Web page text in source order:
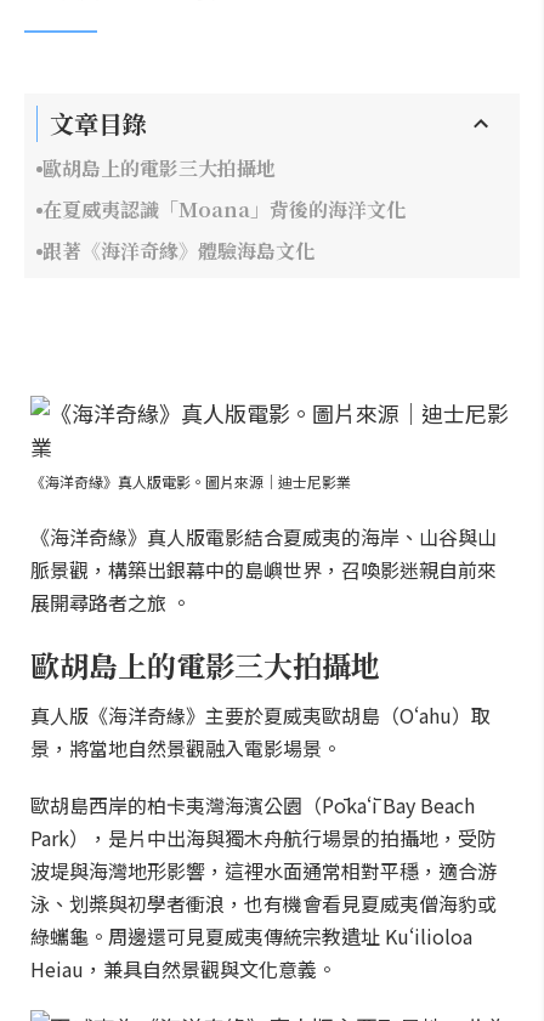
文章目錄
歐胡島上的電影三大拍攝地
在夏威夷認識「Moana」背後的海洋文化
跟著《海洋奇緣》體驗海島文化
《海洋奇緣》真人版電影。圖片來源｜迪士尼影業
《海洋奇緣》真人版電影結合夏威夷的海岸、山谷與山
脈景觀，構築出銀幕中的島嶼世界，召喚影迷親自前來
展開尋路者之旅 。
歐胡島上的電影三大拍攝地
真人版《海洋奇緣》主要於夏威夷歐胡島（Oʻahu）取
景，將當地自然景觀融入電影場景。
歐胡島西岸的柏卡夷灣海濱公園（Pōkaʻī Bay Beach
Park），是片中出海與獨木舟航行場景的拍攝地，受防
波堤與海灣地形影響，這裡水面通常相對平穩，適合游
泳、划槳與初學者衝浪，也有機會看見夏威夷僧海豹或
綠蠵龜。周邊還可見夏威夷傳統宗教遺址 Kuʻilioloa
Heiau，兼具自然景觀與文化意義。